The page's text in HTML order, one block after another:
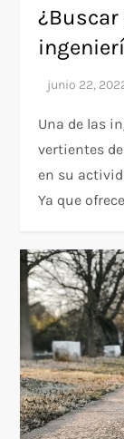
Una de las
vertientes
en su
Ya que